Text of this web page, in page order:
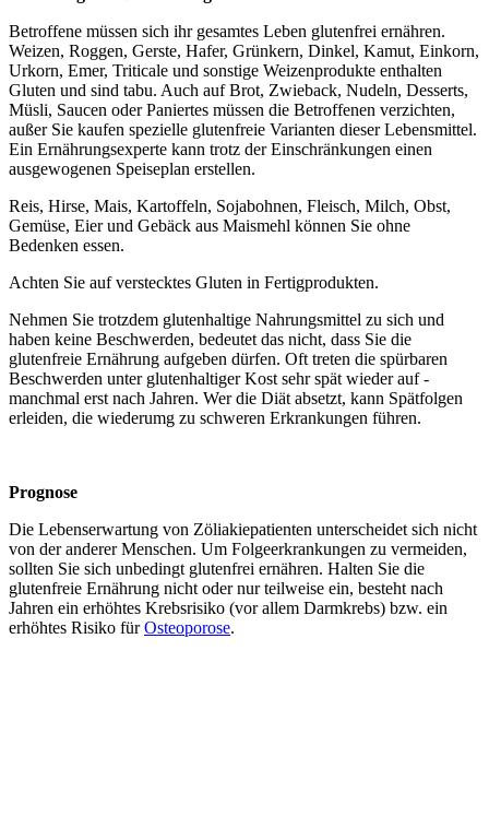
Betroffene müssen sich ihr gesamtes Leben glutenfrei ernähren.
Weizen, Roggen, Gerste, Hafer, Grünkern, Dinkel, Kamut, Einkorn,
Urkorn, Emer, Triticale und sonstige Weizenprodukte enthalten
Gluten und sind tabu. Auch auf Brot, Zwieback, Nudeln, Desserts,
Müsli, Saucen oder Paniertes müssen die Betroffenen verzichten,
außer Sie kaufen spezielle glutenfreie Varianten dieser Lebensmittel.
Ein Ernährungsexperte kann trotz der Einschränkungen einen
ausgewogenen Speiseplan erstellen.
Reis, Hirse, Mais, Kartoffeln, Sojabohnen, Fleisch, Milch, Obst,
Gemüse, Eier und Gebäck aus Maismehl können Sie ohne
Bedenken essen.
Achten Sie auf verstecktes Gluten in Fertigprodukten.
Nehmen Sie trotzdem glutenhaltige Nahrungsmittel zu sich und
haben keine Beschwerden, bedeutet das nicht, dass Sie die
glutenfreie Ernährung aufgeben dürfen. Oft treten die spürbaren
Beschwerden unter glutenhaltiger Kost sehr spät wieder auf -
manchmal erst nach Jahren. Wer die Diät absetzt, kann Spätfolgen
erleiden, die wiederumg zu schweren Erkrankungen führen.
Prognose
Die Lebenserwartung von Zöliakiepatienten unterscheidet sich nicht
von der anderer Menschen. Um Folgeerkrankungen zu vermeiden,
sollten Sie sich unbedingt glutenfrei ernähren. Halten Sie die
glutenfreie Ernährung nicht oder nur teilweise ein, besteht nach
Jahren ein erhöhtes Krebsrisiko (vor allem Darmkrebs) bzw. ein
erhöhtes Risiko fürOsteoporose.